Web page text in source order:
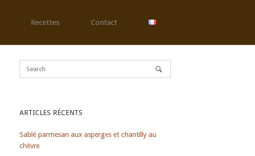
Recettes Contact
ARTICLES RÉCENTS
Sablé parmesan aux asperges et chantilly au
chèvre